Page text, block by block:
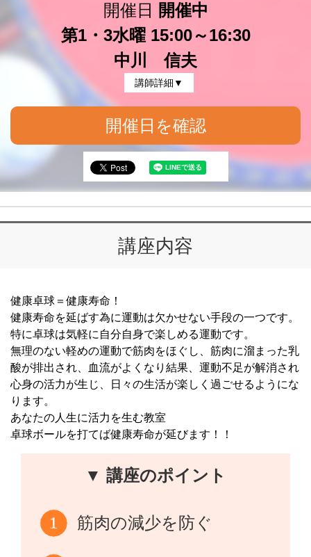
開催日
開催中
第1・3水曜 15:00～16:30
中川 信夫
講師詳細▼
開催日を確認
講座内容
健康卓球＝健康寿命！
健康寿命を延ばす為に運動は欠かせない手段の一つです。
特に卓球は気軽に自分自身で楽しめる運動です。
無理のない軽めの運動で筋肉をほぐし、筋肉に溜まった乳
酸が排出され、血流がよくなり結果、運動不足が解消され
心身の活力が生じ、日々の生活が楽しく過ごせるようにな
ります。
あなたの人生に活力を生む教室
卓球ボールを打てば健康寿命が延びます！！
▼ 講座のポイント
筋肉の減少を防ぐ